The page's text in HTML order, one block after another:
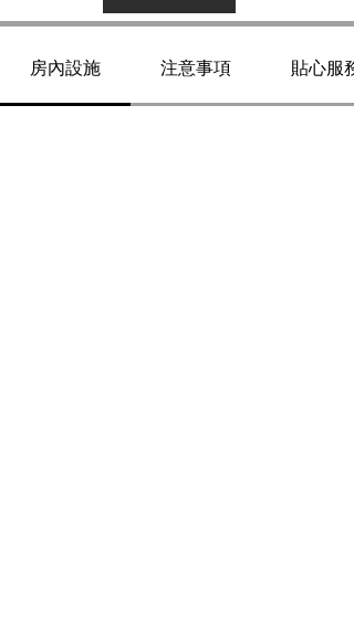
房內設施 注意事項 貼心服務